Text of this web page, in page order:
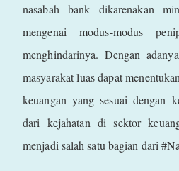
nasabah bank dikarenakan
mengenai modus-modus
menghindarinya. Dengan
masyarakat luas dapat
keuangan yang sesuai dengan
dari kejahatan di sektor
menjadi salah satu bagian dari